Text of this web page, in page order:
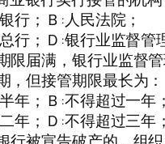
行；Ｂ:人民法院；
行；Ｄ:银行业监督管
限届满，银行业监督
，但接管期限最长为：
年；Ｂ:不得超过一年；
年；Ｄ:不得超过三年；